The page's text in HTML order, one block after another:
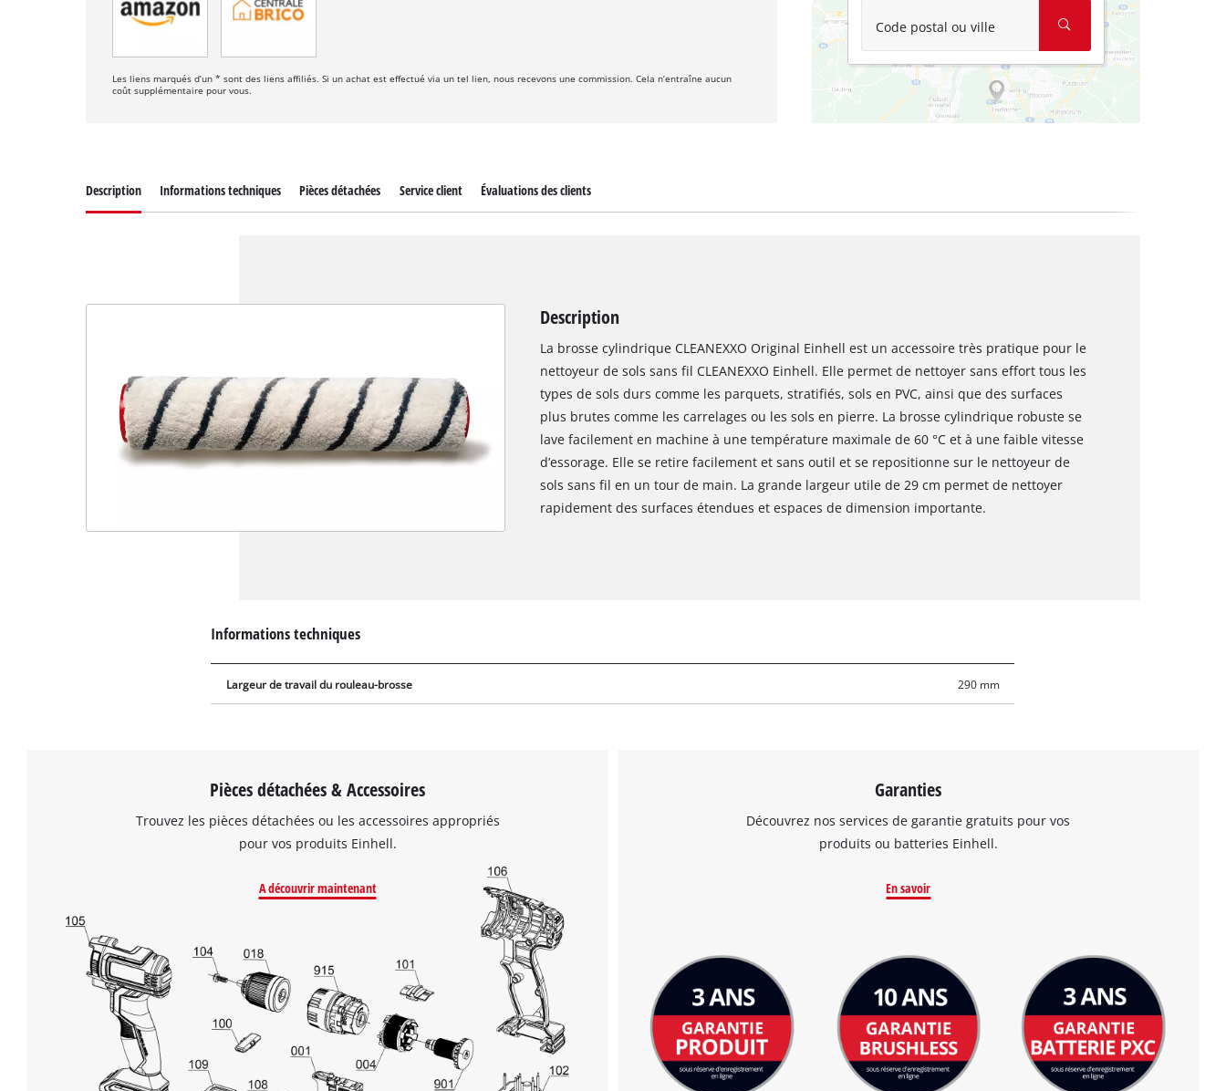
Les liens marqués d’un * sont des liens affiliés. Si un achat est effectué via un tel lien, nous recevons une commission. Cela n’entraîne aucun
coût supplémentaire pour vous.
Code postal ou ville
Nous avons besoin de votre accord pour
pouvoir charger Google Maps !
This content is not permitted to load due
to trackers that are not disclosed to the
visitor. The website owner needs to setup
the site with their CMP to add this content
to the list of technologies used.
Powered by
Usercentrics Consent
Management Platform
Description Informations techniques Pièces détachées Service client Évaluations des clients
Description
La brosse cylindrique CLEANEXXO Original Einhell est un accessoire très pratique pour le
nettoyeur de sols sans fil CLEANEXXO Einhell. Elle permet de nettoyer sans effort tous les
types de sols durs comme les parquets, stratifiés, sols en PVC, ainsi que des surfaces
plus brutes comme les carrelages ou les sols en pierre. La brosse cylindrique robuste se
lave facilement en machine à une température maximale de 60 °C et à une faible vitesse
d’essorage. Elle se retire facilement et sans outil et se repositionne sur le nettoyeur de
sols sans fil en un tour de main. La grande largeur utile de 29 cm permet de nettoyer
rapidement des surfaces étendues et espaces de dimension importante.
Informations techniques
Largeur de travail du rouleau-brosse 290 mm
Pièces détachées & Accessoires
Trouvez les pièces détachées ou les accessoires appropriés
pour vos produits Einhell.
A découvrir maintenant
Garanties
Découvrez nos services de garantie gratuits pour vos
produits ou batteries Einhell.
En savoir